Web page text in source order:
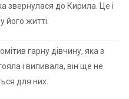
звернулася до Кирила. Це і
його житті.
гарну дівчину, яка з
і випивала, він ще не
для них.